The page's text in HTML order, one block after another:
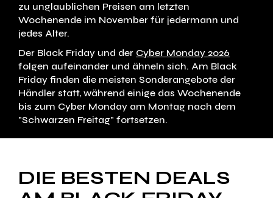
zu unglaublichen Preisen am letzten
Wochenende im November für jedermann und
jedes Alter.
Der Black Friday und der Cyber Monday 2026
folgen aufeinander und ähneln sich. Am Black
Friday finden die meisten Sonderangebote der
Händler statt, während einige das Wochenende
bis zum Cyber Monday am Montag nach dem
"Schwarzen Freitag" fortsetzen.
DIE BESTEN DEALS